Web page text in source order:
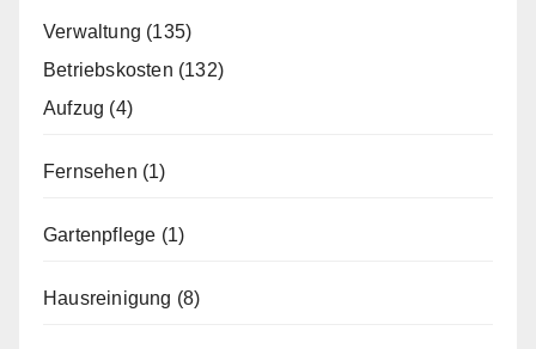
Verwaltung (135)
Betriebskosten (132)
Aufzug (4)
Fernsehen (1)
Gartenpflege (1)
Hausreinigung (8)